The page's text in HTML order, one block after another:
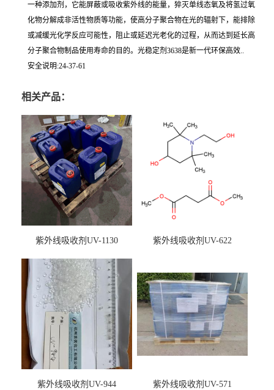
一种添加剂，它能屏蔽或吸收紫外线的能量，猝灭单线态氧及将氢过氧
化物分解成非活性物质等功能，使高分子聚合物在光的辐射下，能排除
或减缓光化学反应可能性，阻止或延迟光老化的过程，从而达到延长高
分子聚合物制品使用寿命的目的。光稳定剂3638是新一代环保高效..
安全说明:24-37-61
相关产品：
紫外线吸收剂UV-1130 紫外线吸收剂UV-622
紫外线吸收剂UV-944 紫外线吸收剂UV-571